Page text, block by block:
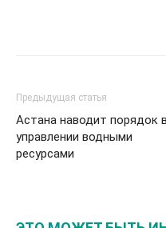
Предыдущая статья
Астана наводит порядок в
управлении водными
ресурсами